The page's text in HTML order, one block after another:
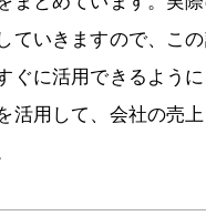
ていきますので、こ
ぐに活用できるよう
活用して、会社の売